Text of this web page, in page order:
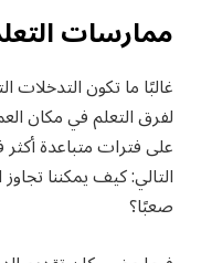
ممارسات
غالبًا ما تكون التدخلات
لفرق التعلم في ‏مكان
على فترات متباعدة
التالي: كيف يمكننا
صعبًا؟